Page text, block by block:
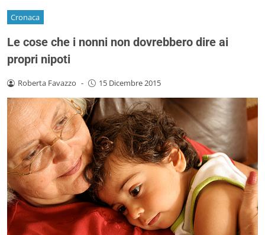
Cronaca
Le cose che i nonni non dovrebbero dire ai
propri nipoti
Roberta Favazzo - 15 Dicembre 2015